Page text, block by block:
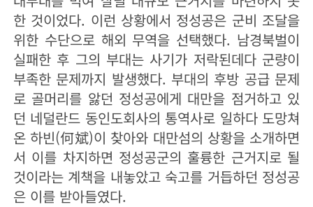
한 것이었다. 이런 상황에서 정성공은 군비 조달을
위한 수단으로 해외 무역을 선택했다. 남경북벌이
실패한 후 그의 부대는 사기가 저락된데다 군량이
부족한 문제까지 발생했다. 부대의 후방 공급 문제
로 골머리를 앓던 정성공에게 대만을 점거하고 있
던 네덜란드 동인도회사의 통역사로 일하다 도망쳐
온 하빈(何斌)이 찾아와 대만섬의 상황을 소개하면
서 이를 차지하면 정성공군의 훌륭한 근거지로 될
것이라는 계책을 내놓았고 숙고를 거듭하던 정성공
은 이를 받아들였다.